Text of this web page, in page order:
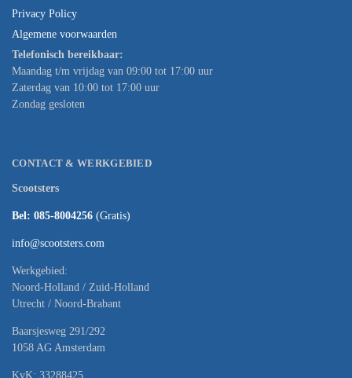
Privacy Policy
Algemene voorwaarden
Telefonisch bereikbaar:
Maandag t/m vrijdag van 09:00 tot 17:00 uur
Zaterdag van 10:00 tot 17:00 uur
Zondag gesloten
CONTACT & WERKGEBIED
Scootsters
Bel: 085-8004256 (Gratis)
info@scootsters.com
Werkgebied:
Noord-Holland / Zuid-Holland
Utrecht / Noord-Brabant
Baarsjesweg 291/292
1058 AG Amsterdam
KvK: 33288425